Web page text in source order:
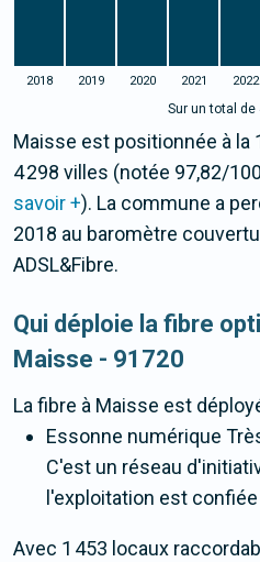
2018 2019 2020 2021 2022
Sur un total de
Maisse est positionnée à la
4 298 villes (notée 97,82/
savoir +). La commune a
2018 au baromètre
ADSL&Fibre.
Qui déploie la fibre
Maisse - 91720
La fibre à Maisse est
Essonne numérique
C'est un réseau
l'exploitation est confiée
Avec 1 453 locaux